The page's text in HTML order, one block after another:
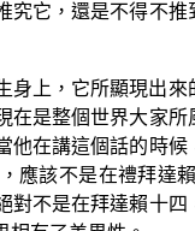
究它，還是不得不
身上，它所顯現出
是整個世界大家
在講這個話的時
應該不是在禮拜達
對不是在拜達賴十